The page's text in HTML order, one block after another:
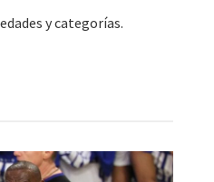
y categorías.